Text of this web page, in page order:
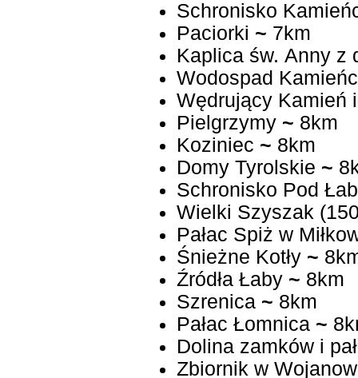
Schronisko
Paciorki ~ 7km
Kaplica św. Anny z
Wodospad
Wędrujący Kamień
Pielgrzymy ~ 8km
Koziniec ~ 8km
Domy Tyrolskie ~
Schronisko Pod
Wielki Szyszak
Pałac Spiż w
Śnieżne Kotły ~
Źródła Łaby ~ 8km
Szrenica ~ 8km
Pałac Łomnica ~
Dolina zamków i
Zbiornik w